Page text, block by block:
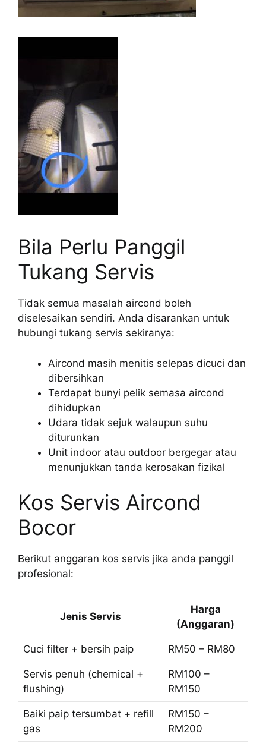
Bila Perlu Panggil
Tukang Servis
Tidak semua masalah aircond boleh
diselesaikan sendiri. Anda disarankan untuk
hubungi tukang servis sekiranya:
Aircond masih menitis selepas dicuci dan
dibersihkan
Terdapat bunyi pelik semasa aircond
dihidupkan
Udara tidak sejuk walaupun suhu
diturunkan
Unit indoor atau outdoor bergegar atau
menunjukkan tanda kerosakan fizikal
Kos Servis Aircond
Bocor
Berikut anggaran kos servis jika anda panggil
profesional:
Jenis Servis
Harga
(Anggaran)
Cuci filter + bersih paip RM50 – RM80
Servis penuh (chemical +
flushing)
RM100 –
RM150
Baiki paip tersumbat + refill
gas
RM150 –
RM200